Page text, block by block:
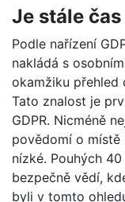
Je stále
Podle nařízení
nakládá s
okamžiku přehled
Tato znalost je
GDPR. Nicméně
povědomí o místě
nízké. Pouhých
bezpečně vědí,
byli v tomto